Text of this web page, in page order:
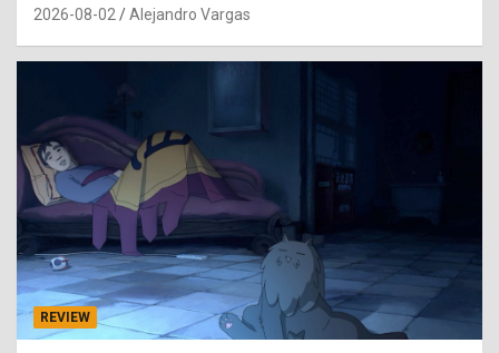
2026-08-02 Alejandro Vargas
REVIEW